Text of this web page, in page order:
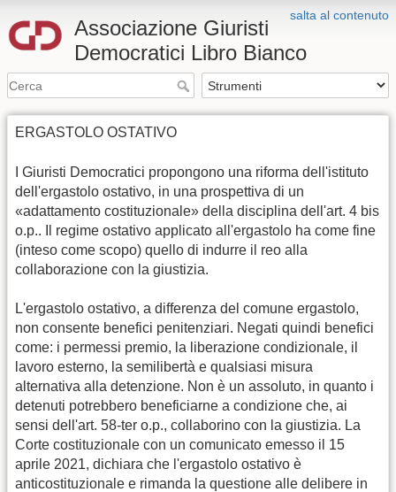
salta al contenuto
Associazione Giuristi
Democratici Libro Bianco
ERGASTOLO OSTATIVO
I Giuristi Democratici propongono una riforma dell'istituto
dell'ergastolo ostativo, in una prospettiva di un
«adattamento costituzionale» della disciplina dell'art. 4 bis
o.p.. Il regime ostativo applicato all'ergastolo ha come fine
(inteso come scopo) quello di indurre il reo alla
collaborazione con la giustizia.
L'ergastolo ostativo, a differenza del comune ergastolo,
non consente benefici penitenziari. Negati quindi benefici
come: i permessi premio, la liberazione condizionale, il
lavoro esterno, la semilibertà e qualsiasi misura
alternativa alla detenzione. Non è un assoluto, in quanto i
detenuti potrebbero beneficiarne a condizione che, ai
sensi dell'art. 58-ter o.p., collaborino con la giustizia. La
Corte costituzionale con un comunicato emesso il 15
aprile 2021, dichiara che l'ergastolo ostativo è
anticostituzionale e rimanda la questione alle delibere in